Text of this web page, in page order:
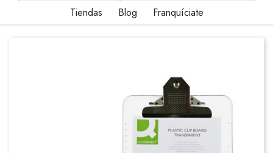
Tiendas Blog Franquíciate